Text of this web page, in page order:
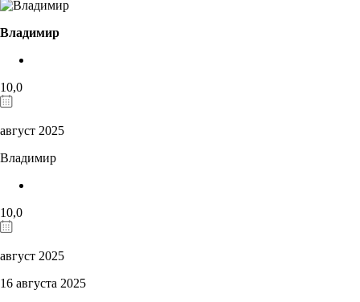
Владимир
10,0
август 2025
Владимир
10,0
август 2025
16 августа 2025